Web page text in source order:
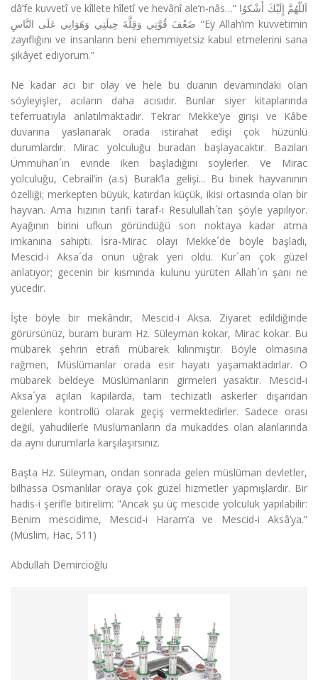
dâ’fe kuvvetî ve kîllete hîletî ve hevânî ale’n-nâs…” اَللّٰهُمَّ إِلَيْكَ أَشْكوُا
ضَعْفَ قُوَّتِي وَقِلَّةَ حِيلَتِي وَهَوَانِي عَلَى النَّاسِ “Ey Allah’ım kuvvetimin
zayıflığını ve insanların beni ehemmiyetsiz kabul etmelerini sana
şikâyet ediyorum.”
Ne kadar acı bir olay ve hele bu duanın devamındaki olan
söyleyişler, acıların daha acısıdır. Bunlar siyer kitaplarında
teferruatıyla anlatılmaktadır. Tekrar Mekke’ye girişi ve Kâbe
duvarına yaslanarak orada istirahat edişi çok hüzünlü
durumlardır. Mirac yolculuğu buradan başlayacaktır. Bazıları
Ümmühan´ın evinde iken başladığını söylerler. Ve Mirac
yolculuğu, Cebrail’in (a.s) Burak’la gelişi... Bu binek hayvanının
özelliği; merkepten büyük, katırdan küçük, ikisi ortasında olan bir
hayvan. Ama hızının tarifi taraf-ı Resulullah´tan şöyle yapılıyor.
Ayağının birini ufkun göründüğü son noktaya kadar atma
imkanına sahipti. İsra-Mirac olayı Mekke´de böyle başladı,
Mescid-i Aksa´da onun uğrak yeri oldu. Kur´an çok güzel
anlatıyor; gecenin bir kısmında kulunu yürüten Allah´ın şanı ne
yücedir.
İşte böyle bir mekândır, Mescid-i Aksa. Ziyaret edildiğinde
görürsünüz, buram buram Hz. Süleyman kokar, Mirac kokar. Bu
mübarek şehrin etrafı mübarek kılınmıştır. Böyle olmasına
rağmen, Müslümanlar orada esir hayatı yaşamaktadırlar. O
mübarek beldeye Müslümanların girmeleri yasaktır. Mescid-i
Aksa´ya açılan kapılarda, tam techizatlı askerler dışarıdan
gelenlere kontrollü olarak geçiş vermektedirler. Sadece orası
değil, yahudilerle Müslümanların da mukaddes olan alanlarında
da aynı durumlarla karşılaşırsınız.
Başta Hz. Süleyman, ondan sonrada gelen müslüman devletler,
bilhassa Osmanlılar oraya çok güzel hizmetler yapmışlardır. Bir
hadis-i şerifle bitirelim: "Ancak şu üç mescide yolculuk yapılabilir:
Benim mescidime, Mescid-i Haram’a ve Mescid-i Aksâ’ya.”
(Müslim, Hac, 511)
Abdullah Demircioğlu